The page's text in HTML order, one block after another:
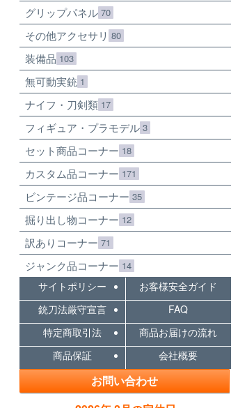
グリップパネル 70
その他アクセサリ 80
装備品 103
無可動実銃 1
ナイフ・刀剣類 17
フィギュア・プラモデル 3
セット商品コーナー 18
カスタム品コーナー 171
ビンテージ品コーナー 35
掘り出し物コーナー 12
訳ありコーナー 71
ジャンク品コーナー 14
サイトポリシー
お客様安全ガイド
銃刀法厳守宣言
FAQ
特定商取引法
商品お届けの流れ
商品保証
会社概要
お問い合わせ